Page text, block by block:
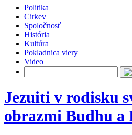
Politika
Cirkev
Spoločnosť
História
Kultúra
Pokladnica viery
Video
Jezuiti v rodisku
obrazmi Budhu a